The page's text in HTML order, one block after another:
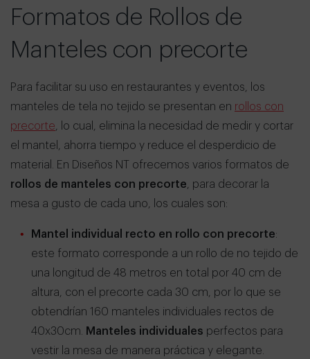
Formatos de Rollos de
Manteles con precorte
Para facilitar su uso en restaurantes y eventos, los
manteles de tela no tejido se presentan en rollos con
precorte , lo cual, elimina la necesidad de medir y cortar
el mantel, ahorra tiempo y reduce el desperdicio de
material. En Diseños NT ofrecemos varios formatos de
rollos de manteles con precorte , para decorar la
mesa a gusto de cada uno, los cuales son:
Mantel individual recto en rollo con precorte:
este formato corresponde a un rollo de no tejido de
una longitud de 48 metros en total por 40 cm de
altura, con el precorte cada 30 cm, por lo que se
obtendrían 160 manteles individuales rectos de
40x30cm.
Manteles individuales perfectos para
vestir la mesa de manera práctica y elegante.